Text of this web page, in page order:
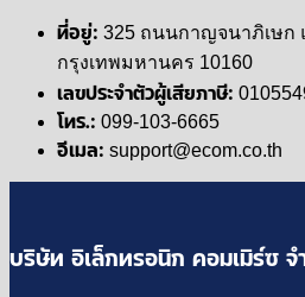
ที่อยู่: 325 ถนนกาญจนาภิเษก
กรุงเทพมหานคร 10160
เลขประจำตัวผู้เสียภาษี:
โทร.: 099-103-6665
อีเมล: support@ecom.co.th
บริษัท อิเล็กทรอนิก คอมเมิร์ซ